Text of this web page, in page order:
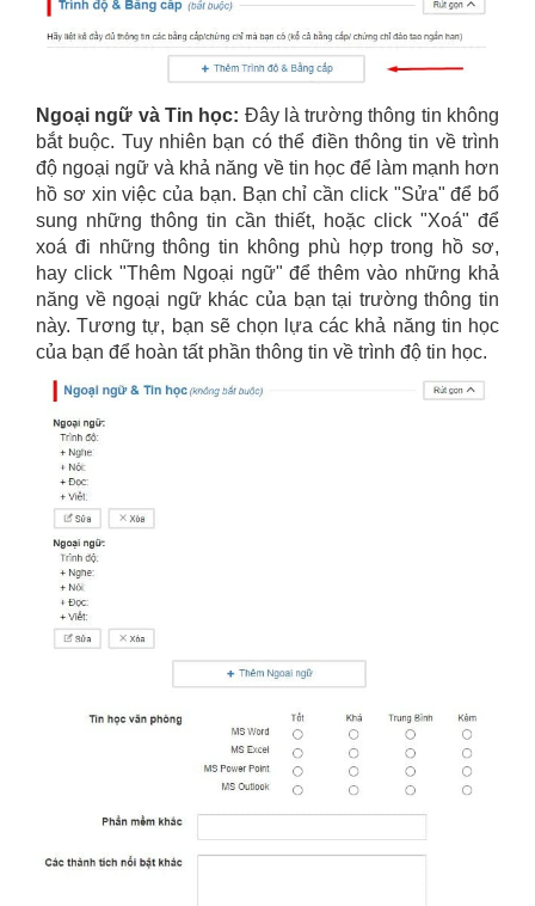
Ngoại ngữ và Tin học: Đây là trường thông tin không
bắt buộc. Tuy nhiên bạn có thể điền thông tin về trình
độ ngoại ngữ và khả năng về tin học để làm mạnh hơn
hồ sơ xin việc của bạn. Bạn chỉ cần click "Sửa" để bổ
sung những thông tin cần thiết, hoặc click "Xoá" để
xoá đi những thông tin không phù hợp trong hồ sơ,
hay click "Thêm Ngoại ngữ" để thêm vào những khả
năng về ngoại ngữ khác của bạn tại trường thông tin
này. Tương tự, bạn sẽ chọn lựa các khả năng tin học
của bạn để hoàn tất phần thông tin về trình độ tin học.